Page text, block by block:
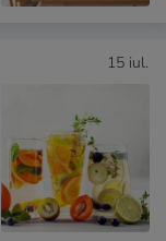
15 iul.